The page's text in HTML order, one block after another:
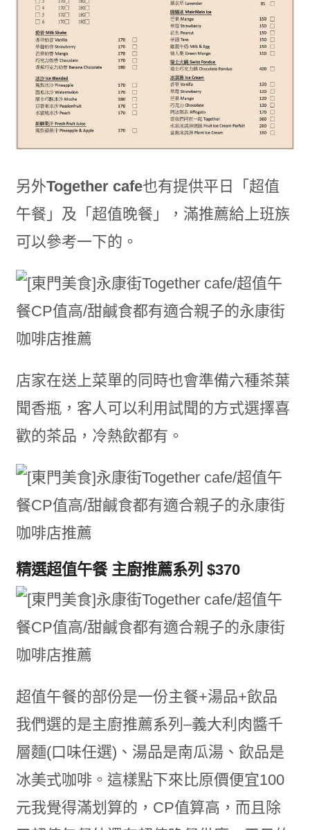
另外Together cafe也有提供平日「超值
午餐」及「超值晚餐」，滿推薦給上班族
可以參考一下的。
店家在送上菜單的同時也會準備六種茶葉
聞香瓶，客人可以利用試聞的方式選擇喜
歡的茶品，冷熱飲都有。
精選超值午餐 主廚推薦系列 $370
超值午餐的部份是一份主餐+湯品+飲品
我們選的是主廚推薦系列–義大利肉醬千
層麵(口味任選)、湯品是南瓜湯、飲品是
冰美式咖啡。這樣點下來比原價便宜100
元我覺得滿划算的，CP值算高，而且除